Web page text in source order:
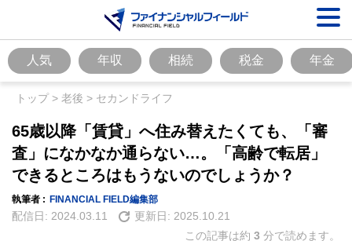
人気 年収 相続 税金 年金
トップ> 老後 > セカンドライフ
65歳以降「賃貸」へ住み替えたくても、「審
査」になかなか通らない…。「高齢で転居」
できるところはもうないのでしょうか？
執筆者 : FINANCIAL FIELD編集部
配信日: 2024.03.11 更新日: 2025.10.21
この記事は約 3 分で読めます。